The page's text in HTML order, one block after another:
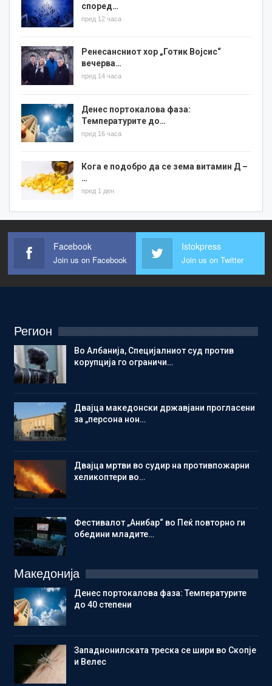
според…
пред 12 часа
Ренесансниот хор „Готик Војсис“
вечерва…
пред 14 часа
Денес портокалова фаза:
Температурите до…
пред 16 часа
Кога е подобро да се зема витамин Д –
…
пред 1 ден
Facebook
Join us on Facebook
Istokpress
Join us on Twitter
Регион
Во Албанија, Специјалниот суд против
корупција го ограничи…
Двајца македонски државјани прогласени
за „персона нон…
Двајца мртви во судир на противпожарни
хеликоптери во…
Фестивалот „Анибар“ во Пеќ повторно ги
обедини младите…
Македонија
Денес портокалова фаза: Температурите
до 40 степени
Западнонилската треска се шири во Скопје
и Велес